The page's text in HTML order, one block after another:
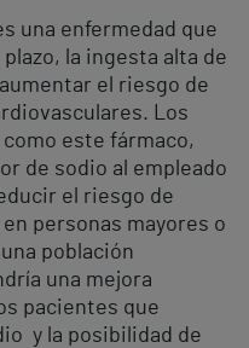
una enfermedad que
la ingesta alta de
el riesgo de
Los
este fármaco,
de sodio al empleado
el riesgo de
personas mayores o
población
una mejora
pacientes que
y la posibilidad de